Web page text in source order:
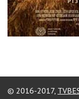
© 2016-2017,